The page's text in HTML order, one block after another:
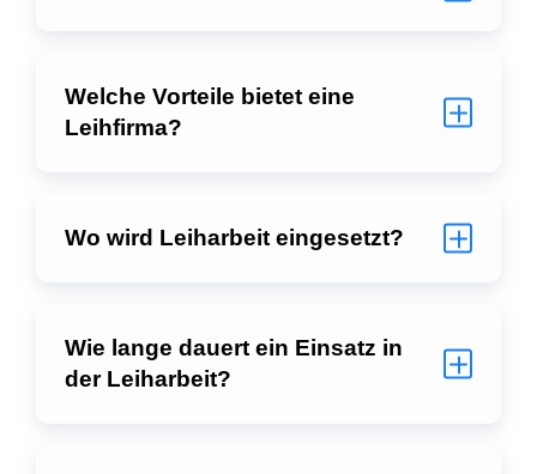
Welche Vorteile bietet eine
Leihfirma?
Wo wird Leiharbeit eingesetzt?
Wie lange dauert ein Einsatz in
der Leiharbeit?